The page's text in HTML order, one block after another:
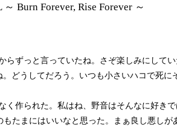
Burn Forever, Rise Forever ～
らずっと言っていたね。さぞ楽しみにして
どうしてだろう。いつも小さいハコで死
く作られた。私はね、野音はそんなに好き
たまにはいいなと思った。まぁ良し悪し